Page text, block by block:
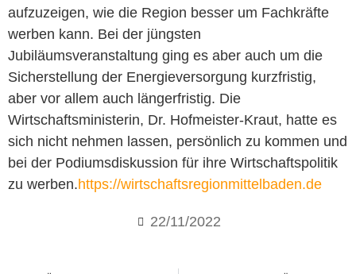
aufzuzeigen, wie die Region besser um Fachkräfte
werben kann. Bei der jüngsten
Jubiläumsveranstaltung ging es aber auch um die
Sicherstellung der Energieversorgung kurzfristig,
aber vor allem auch längerfristig. Die
Wirtschaftsministerin, Dr. Hofmeister-Kraut, hatte es
sich nicht nehmen lassen, persönlich zu kommen und
bei der Podiumsdiskussion für ihre Wirtschaftspolitik
zu werben.https://wirtschaftsregionmittelbaden.de
22/11/2022